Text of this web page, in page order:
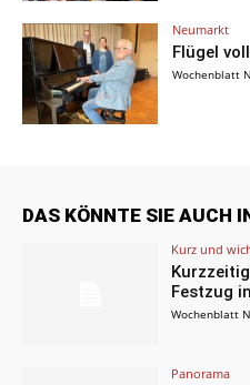
Neumarkt
Flügel
Wochenblatt
DAS KÖNNTE SIE AUCH
Kurz und
Festzug
Wochenblatt
Panorama